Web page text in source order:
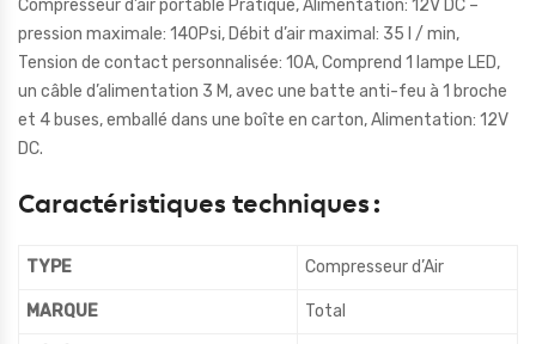
Compresseur d’air portable Pratique, Alimentation: 12V DC –
pression maximale: 140Psi, Débit d’air maximal: 35 l / min,
Tension de contact personnalisée: 10A, Comprend 1 lampe LED,
un câble d’alimentation 3 M, avec une batte anti-feu à 1 broche
et 4 buses, emballé dans une boîte en carton, Alimentation: 12V
DC.
Caractéristiques techniques :
TYPE Compresseur d’Air
MARQUE Total